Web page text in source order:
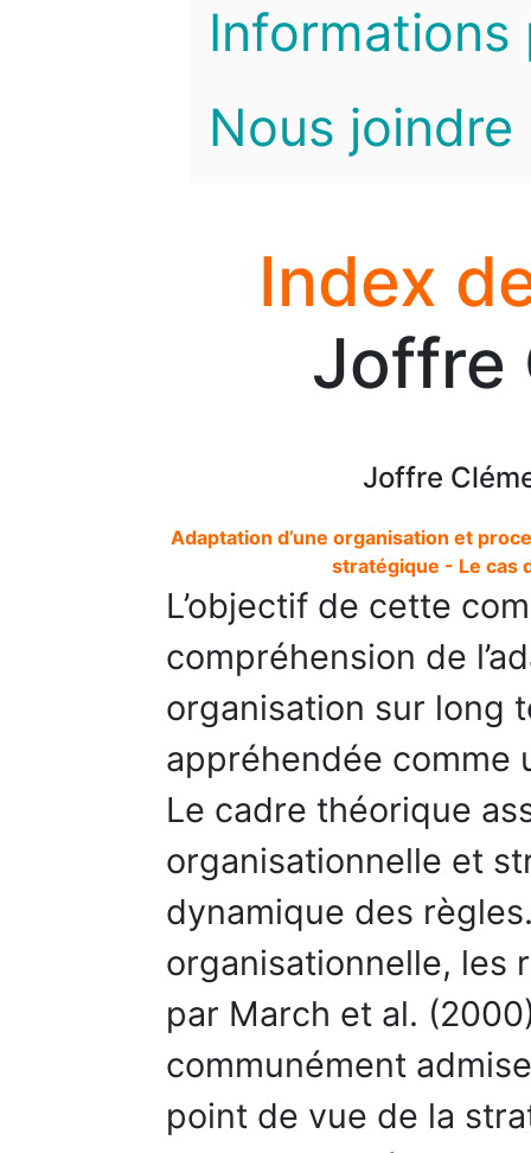
Informations
Nous joindre
Index
Joffre
Joffre
Adaptation d’une organisation et
stratégique - Le cas
L’objectif de cette
compréhension de
organisation sur long
appréhendée comme
Le cadre théorique
organisationnelle et
dynamique des
organisationnelle, les
par March et al.
communément
point de vue de la